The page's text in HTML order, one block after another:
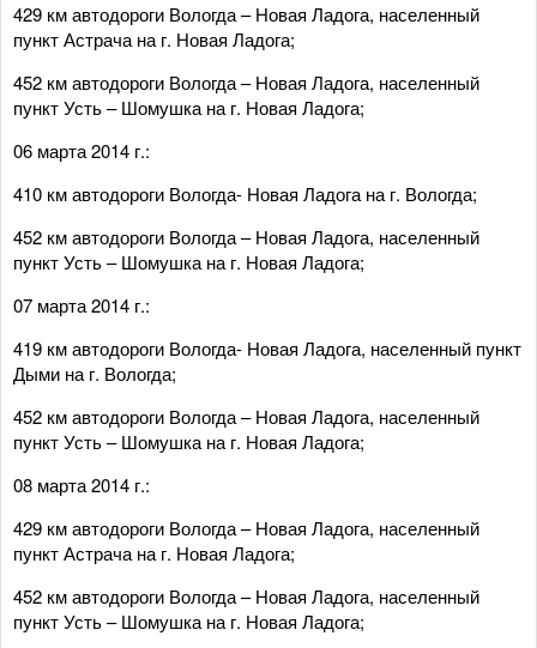
429 км автодороги Вологда – Новая Ладога, населенный
пункт Астрача на г. Новая Ладога;
452 км автодороги Вологда – Новая Ладога, населенный
пункт Усть – Шомушка на г. Новая Ладога;
06 марта 2014 г.:
410 км автодороги Вологда- Новая Ладога на г. Вологда;
452 км автодороги Вологда – Новая Ладога, населенный
пункт Усть – Шомушка на г. Новая Ладога;
07 марта 2014 г.:
419 км автодороги Вологда- Новая Ладога, населенный пункт
Дыми на г. Вологда;
452 км автодороги Вологда – Новая Ладога, населенный
пункт Усть – Шомушка на г. Новая Ладога;
08 марта 2014 г.:
429 км автодороги Вологда – Новая Ладога, населенный
пункт Астрача на г. Новая Ладога;
452 км автодороги Вологда – Новая Ладога, населенный
пункт Усть – Шомушка на г. Новая Ладога;